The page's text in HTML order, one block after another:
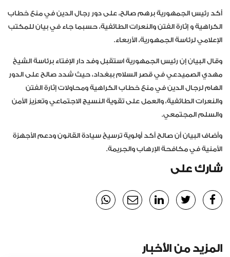
أكد رئيس الجمهورية برهم صالح، على دور رجال الدين في منع خطاب
الكراهية و إثارة الفتن والنعرات الطائفية، حسبما جاء في بيان للمكتب
الإعلامي لرئاسة الجمهورية، الأربعاء.
وقال البيان إن رئيس الجمهورية استقبل وفد دار الإفتاء برئاسة الشيخ
مهدي الصميدعي في قصر السلام ببغداد، حيث شدد صالح على الدور
الهام لرجال الدين في منع خطاب الكراهية ومحاولات إثارة الفتن
والنعرات الطائفية، والعمل على تقوية النسيج الاجتماعي وتعزيز الأمن
والسلم المجتمعي.
وأضاف البيان أن صالح أكد أولوية ترسيخ سيادة القانون ودعم الأجهزة
الأمنية في مكافحة الإرهاب والجريمة.
شارك على
المزيد من الأخبار